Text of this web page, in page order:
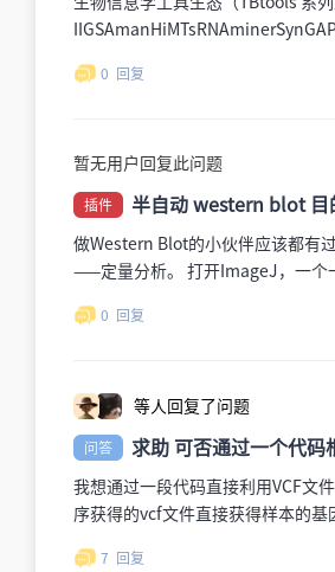
释批处理基因结构可视化同源基因
2020PubMed:https://
2052(20)30187-8TBtools-II: A
2023PubMed:https://
2052(23)00281-2下载与资源
II/releases推荐下载：小飞机网盘
合工具。面向高质量参考基因组
结构优化基因缺失/融合检查注释
PacBio HiFi 长读长一键式组装工
算 HiFi 覆盖深度高频 k-mer 前缀
自动生成组装结果质量评估生成交
因组组装叶绿体基因组组装多物
genomes from PacBio HiFi
https://www.sciencedirect.com/
0 回复
暂无用户回复此问题
插件 半自动 western blot 目
做Western Blot的小伙伴应该都有
——定量分析。 打开ImageJ，一个
一个经常和Western Blot打交道的
联起来，实现 半自动化的定量分
0 回复
等人回复了问题
问答 求助 可否通过一个代码
我想通过一段代码直接利用VCF文
序获得的vcf文件直接获得样本的
是生信出身的，请求大佬帮助，后
7 回复